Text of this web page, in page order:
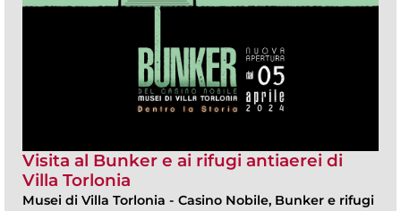
Visita al Bunker e ai rifugi antiaerei di
Villa Torlonia
Musei di Villa Torlonia - Casino Nobile, Bunker e rifugi